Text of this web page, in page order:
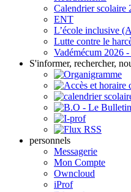
Calendrier scolaire
ENT
L’école inclusive
Lutte contre le
Vadémécum 2026
S'informer, rechercher,
personnels
Messagerie
Mon Compte
Owncloud
iProf